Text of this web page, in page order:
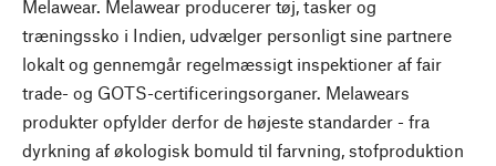
Melawear. Melawear producerer tøj, tasker og
træningssko i Indien, udvælger personligt sine partnere
lokalt og gennemgår regelmæssigt inspektioner af fair
trade- og GOTS-certificeringsorganer. Melawears
produkter opfylder derfor de højeste standarder - fra
dyrkning af økologisk bomuld til farvning, stofproduktion